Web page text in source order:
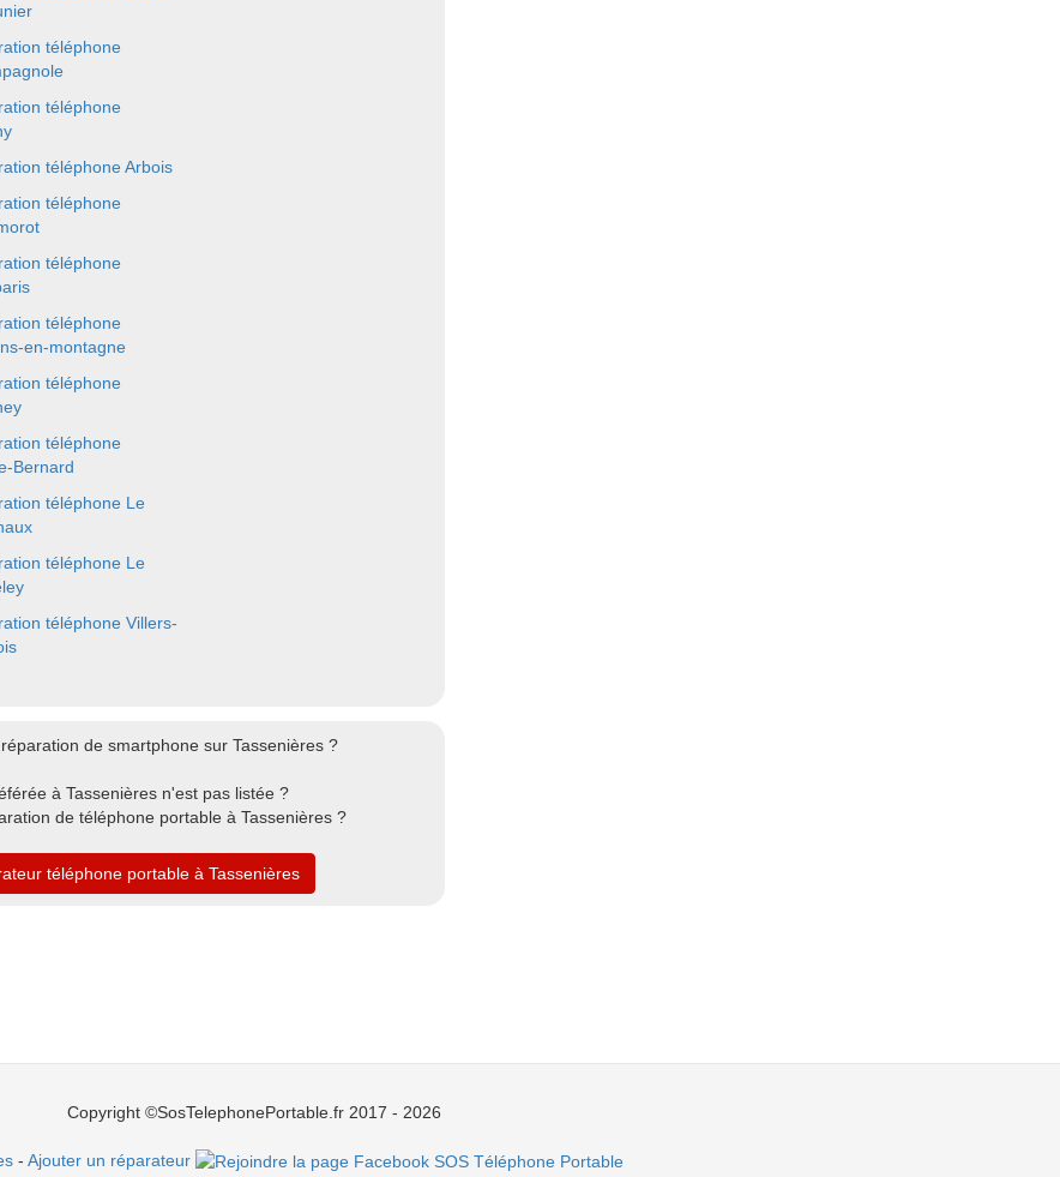
téléphone
téléphone
téléphone Arbois
téléphone
téléphone
téléphone
en-montagne
téléphone
téléphone
Bernard
téléphone Le
téléphone Le
téléphone Villers-
de smartphone sur Tassenières ?
à Tassenières n'est pas listée ?
de téléphone portable à Tassenières ?
téléphone portable à Tassenières
Copyright ©SosTelephonePortable.fr 2017 - 2026
- Ajouter un réparateur